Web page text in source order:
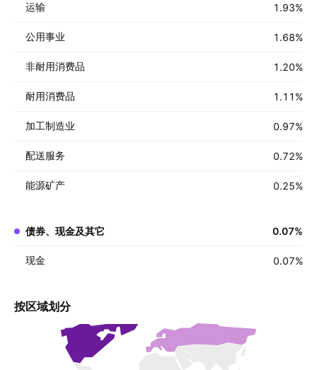
运输 1.93%
公用事业 1.68%
非耐用消费品 1.20%
耐用消费品 1.11 %
加工制造业 0.97%
配送服务 0.72%
能源矿产 0.25%
债券、现金及其它 0.07%
现金 0.07%
按区域划分